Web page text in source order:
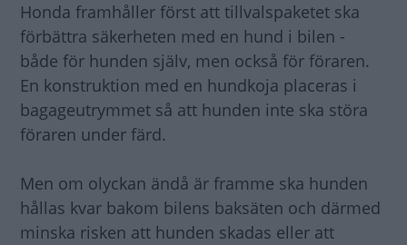
Honda framhåller först att tillvalspaketet ska
förbättra säkerheten med en hund i bilen -
både för hunden själv, men också för föraren.
En konstruktion med en hundkoja placeras i
bagageutrymmet så att hunden inte ska störa
föraren under färd.
Men om olyckan ändå är framme ska hunden
hållas kvar bakom bilens baksäten och därmed
minska risken att hunden skadas eller att